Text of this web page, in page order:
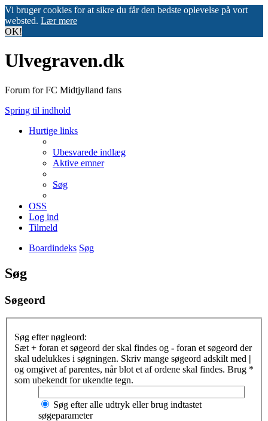
Vi bruger cookies for at sikre du får den bedste oplevelse på vort
websted. Lær mere
OK!
Ulvegraven.dk
Forum for FC Midtjylland fans
Spring til indhold
Hurtige links
Ubesvarede indlæg
Aktive emner
Søg
OSS
Log ind
Tilmeld
Boardindeks Søg
Søg
Søgeord
Søg efter nøgleord:
Sæt + foran et søgeord der skal findes og - foran et søgeord der
skal udelukkes i søgningen. Skriv mange søgeord adskilt med |
og omgivet af parentes, når blot et af ordene skal findes. Brug *
som ubekendt for ukendte tegn.
Søg efter alle udtryk eller brug indtastet
søgeparameter